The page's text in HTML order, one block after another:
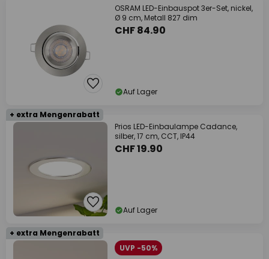
OSRAM LED-Einbauspot 3er-Set, nickel,
Ø 9 cm, Metall 827 dim
CHF 84.90
Auf Lager
+ extra Mengenrabatt
Prios LED-Einbaulampe Cadance,
silber, 17 cm, CCT, IP44
CHF 19.90
Auf Lager
+ extra Mengenrabatt
UVP -50%